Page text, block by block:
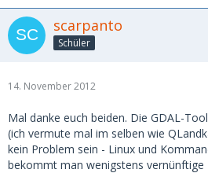
scarpanto
Schüler
14. November 2012
Mal danke euch beiden. Die GDAL-
(ich vermute mal im selben wie
kein Problem sein - Linux und
bekommt man wenigstens vernünftige